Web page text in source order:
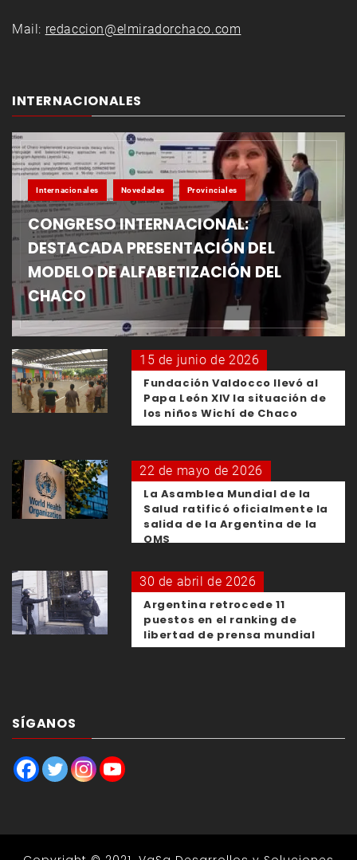
Mail: redaccion@elmiradorchaco.com
INTERNACIONALES
Internacionales Novedades Provinciales
CONGRESO INTERNACIONAL:
DESTACADA PRESENTACIÓN DEL
MODELO DE ALFABETIZACIÓN DEL
CHACO
15 de junio de 2026
Fundación Valdocco llevó al
Papa León XIV la situación de
los niños Wichí de Chaco
22 de mayo de 2026
La Asamblea Mundial de la
Salud ratificó oficialmente la
salida de la Argentina de la
OMS
30 de abril de 2026
Argentina retrocede 11
puestos en el ranking de
libertad de prensa mundial
SÍGANOS